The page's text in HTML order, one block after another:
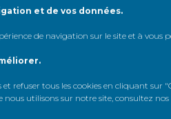
et de vos données.
de navigation sur le site et à vous
refuser tous les cookies en cliquant sur
nous utilisons sur notre site, consultez nos
nous aider ?